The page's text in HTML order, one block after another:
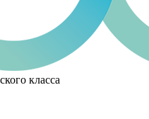
класса